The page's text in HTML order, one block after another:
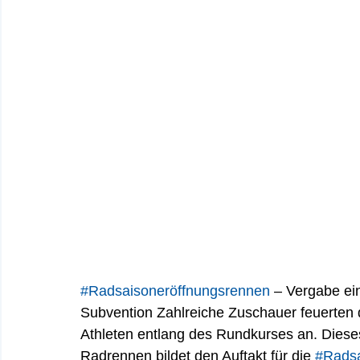
#Radsaisoneröffnungsrennen – Vergabe
Subvention Zahlreiche Zuschauer feuerten
Athleten entlang des Rundkurses an.
Radrennen bildet den Auftakt für die